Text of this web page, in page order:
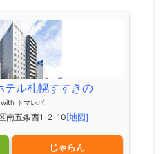
テル札幌すすきの
トマレバ
南五条西1-2-10[地図]
じゃらん